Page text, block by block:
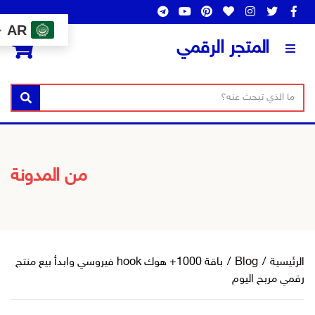
المتجر الرقمي
بحث
0
من المدونة
/
Blog
/
باقة 1000+ هوك hook فيروسي وابدأ بيع منتج
مربح اليوم
AR